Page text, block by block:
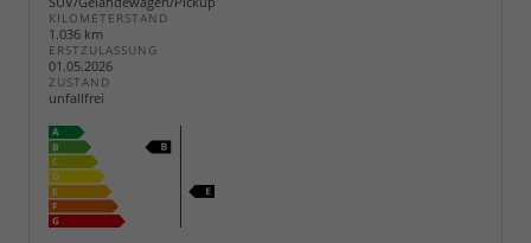
KILOMETERSTAND
1.036 km
ERSTZULASSUNG
01.05.2026
ZUSTAND
unfallfrei